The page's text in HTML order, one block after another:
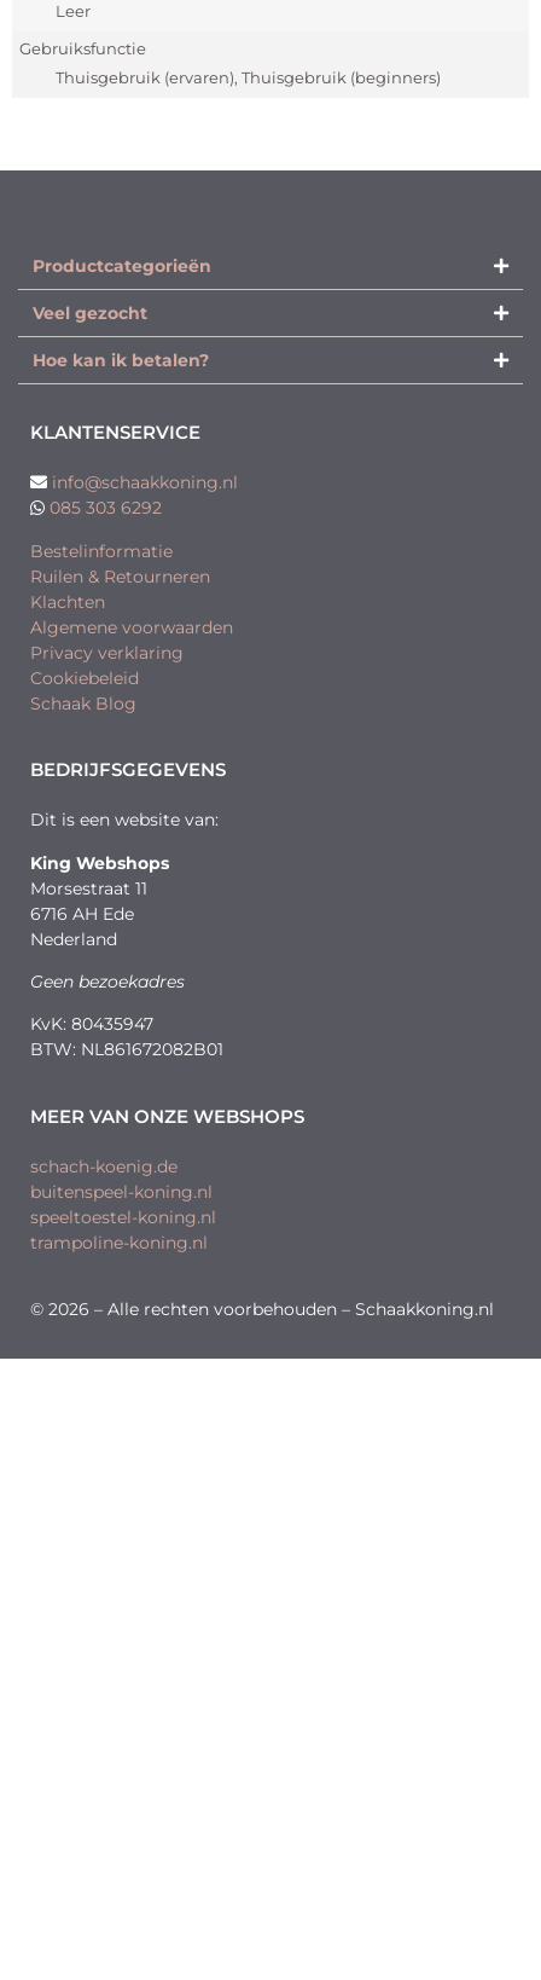
Leer
Gebruiksfunctie
Thuisgebruik (ervaren), Thuisgebruik (beginners)
Productcategorieën​
Veel gezocht
Hoe kan ik betalen?
KLANTENSERVICE
info@schaakkoning.nl
085 303 6292
Bestelinformatie
Ruilen & Retourneren
Klachten
Algemene voorwaarden
Privacy verklaring
Cookiebeleid
Schaak Blog
BEDRIJFSGEGEVENS
Dit is een website van:
King Webshops
Morsestraat 11
6716 AH Ede
Nederland
Geen bezoekadres
KvK: 80435947
BTW: NL861672082B01
MEER VAN ONZE WEBSHOPS
schach-koenig.de
buitenspeel-koning.nl
speeltoestel-koning.nl
trampoline-koning.nl
© 2026 – Alle rechten voorbehouden – Schaakkoning.nl